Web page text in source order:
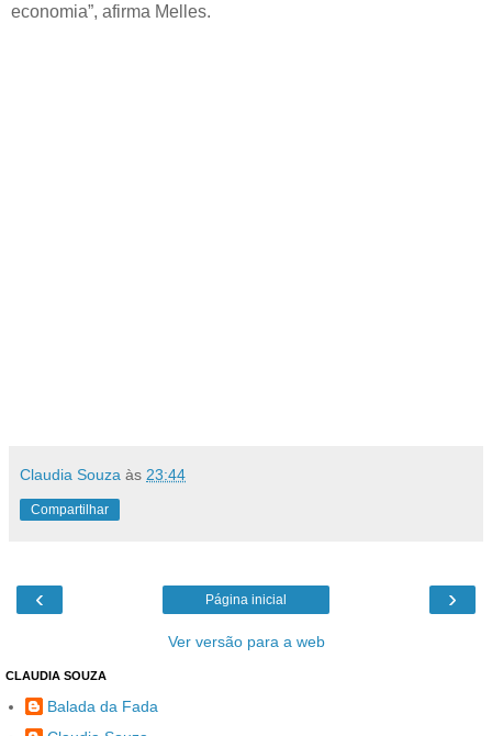
economia”, afirma Melles.
Claudia Souza às 23:44
Compartilhar
‹ ›
Página inicial
Ver versão para a web
CLAUDIA SOUZA
Balada da Fada